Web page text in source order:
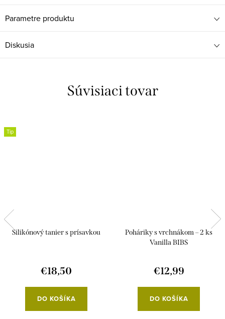
Parametre produktu
Diskusia
Súvisiaci tovar
Tip
Silikónový tanier s prísavkou
€18,50
DO KOŠÍKA
Poháriky s vrchnákom – 2 ks
Vanilla BIBS
€12,99
DO KOŠÍKA